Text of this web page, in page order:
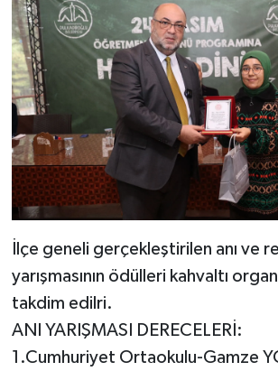
İlçe geneli gerçekleştirilen anı ve
yarışmasının ödülleri kahvaltı
takdim edilri.
ANI YARIŞMASI DERECELERİ:
1.Cumhuriyet Ortaokulu-Gamze